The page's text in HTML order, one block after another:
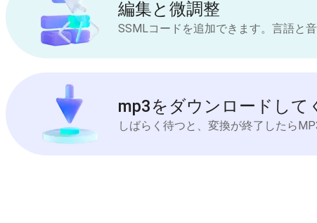
編集と微調整
SSMLコードを追加できます。言語と
mp3をダウンロードして
しばらく待つと、変換が終了したら